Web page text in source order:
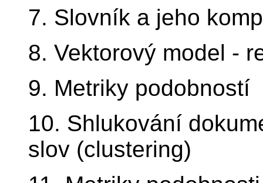
7. Slovník a jeho
8. Vektorový model -
9. Metriky podobností
10. Shlukování
slov (clustering)